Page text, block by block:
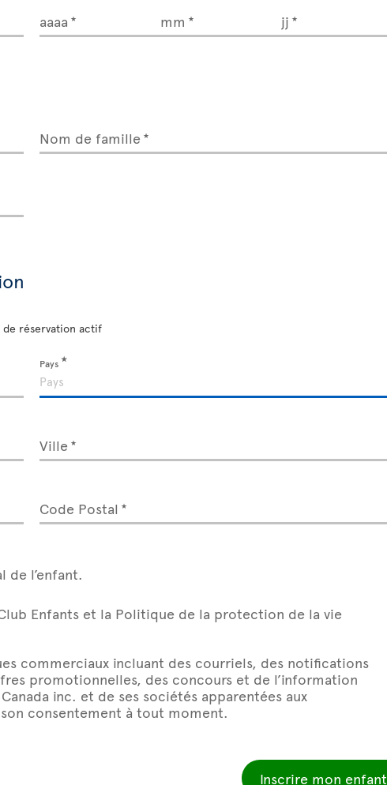
aaaa mm jj
Nom de famille
de réservation actif
Pays
Ville
Code Postal
de l’enfant.
Enfants et la Politique de la protection de la vie
commerciaux incluant des courriels, des notifications
promotionnelles, des concours et de l’information
inc. et de ses sociétés apparentées aux
consentement à tout moment.
Inscrire mon enfant